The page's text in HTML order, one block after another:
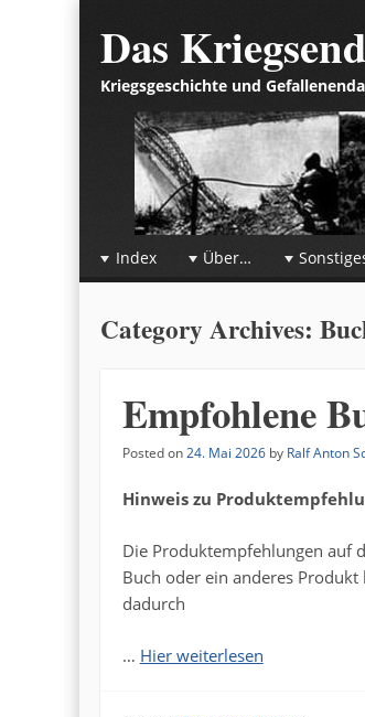
Das
Kriegsgeschichte und
☰Menu
Skip to content
Index Über…
Category Archives:
Empfohlene
Posted on 24. Mai 2026by Ralf Anton
Hinweis zu
Die Produktempfehlungen auf
Buch oder ein anderes
dadurch
… Hier weiterlesen